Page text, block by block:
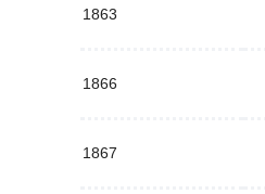
1863
1866
1867